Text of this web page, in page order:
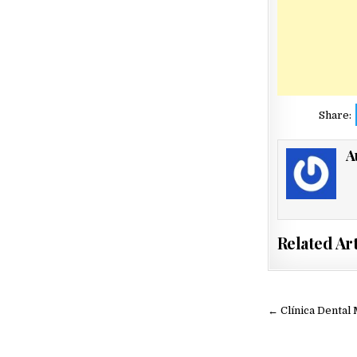
Share:
Related
← Clínica Dental